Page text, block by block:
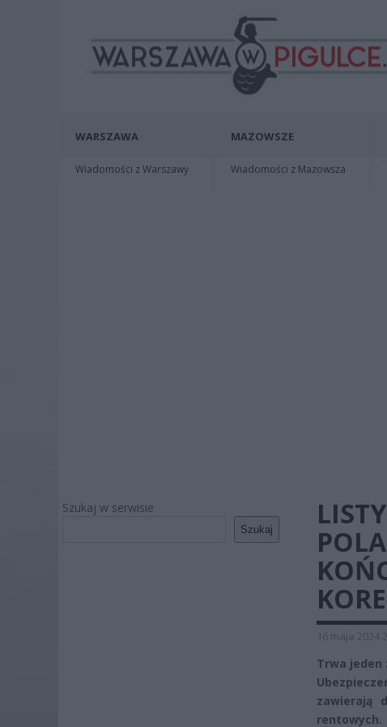
WARSZAWA
Wiadomości z Warszawy
MAZOWSZE
Wiadomości z Mazowsza
Szukaj w serwisie
Szukaj
16 maja 2024
Trwa jeden
zawierają